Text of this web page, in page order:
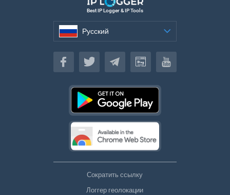
Best IP Logger & IP Tools
Русский
Русский
Сократить ссылку
Логгер геолокации